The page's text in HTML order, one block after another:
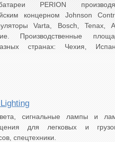
PERION
концерном Johnson
Varta, Bosch, Tenax,
Производственные
странах: Чехия,
сигнальные лампы и
для легковых и
спецтехники.